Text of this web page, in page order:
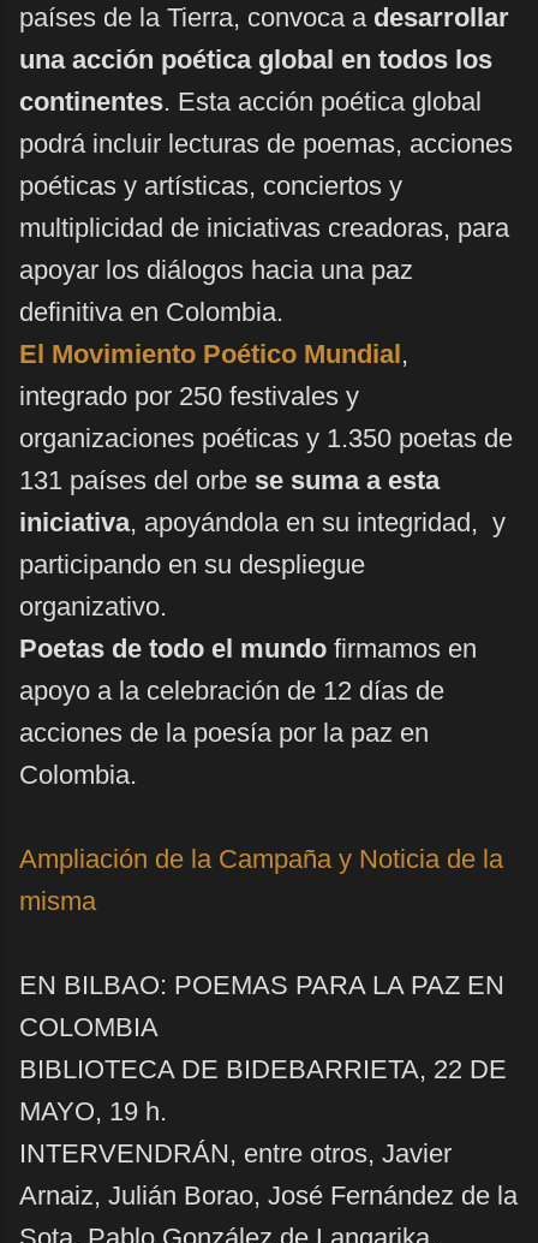
países de la Tierra, convoca a desarrollar
una acción poética global en todos los
continentes. Esta acción poética global
podrá incluir lecturas de poemas, acciones
poéticas y artísticas, conciertos y
multiplicidad de iniciativas creadoras, para
apoyar los diálogos hacia una paz
definitiva en Colombia.
El Movimiento Poético Mundial,
integrado por 250 festivales y
organizaciones poéticas y 1.350 poetas de
131 países del orbe se suma a esta
iniciativa, apoyándola en su integridad, y
participando en su despliegue
organizativo.
Poetas de todo el mundo firmamos en
apoyo a la celebración de 12 días de
acciones de la poesía por la paz en
Colombia.
Ampliación de la Campaña y Noticia de la
misma
EN BILBAO: POEMAS PARA LA PAZ EN
COLOMBIA
BIBLIOTECA DE BIDEBARRIETA, 22 DE
MAYO, 19 h.
INTERVENDRÁN, entre otros, Javier
Arnaiz, Julián Borao, José Fernández de la